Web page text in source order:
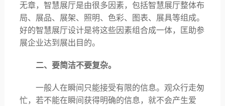
无章，智慧展厅是由很多因素，包括智慧展厅整体布
局、展品、展架、照明、色彩、图表、展具等组成。
好的智慧展厅设计是将这些因素组合成一体，匡助参
展企业达到展出目的。
二、要简洁不要复杂。
一般人在瞬间只能接受有限的信息。观众行走匆
忙，若不能在瞬间获得明确的信息，就不会产生爱